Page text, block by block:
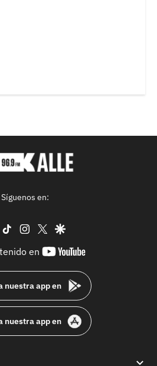
Síguenos en:
facebook
tiktok instagram
twittergoogle
en
youtube-
nuestra app en
nuestra app en